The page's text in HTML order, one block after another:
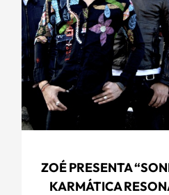
ZOÉ PRESENTA
KARMÁTICA